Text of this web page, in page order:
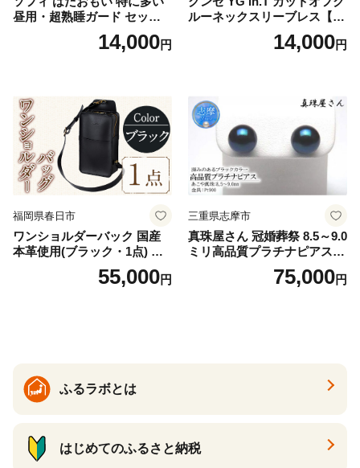
昼用・超熟睡ガード セット
羽付き ナプキン 生理用品 サ
ニタリー ユニ・チャーム
14,000円
ルーネックスリーブレス【Y
V2618P】Lサイズ クリアベ
ージュ3枚セット [№5716-04
14,000円
福岡県春日市
ワンショルダーバック 国産
本革使用(ブラック・1点) 鞄
バック バッグ カバン レザー
国産 日本製 牛革 黒 革 革製
55,000円
三重県志摩市
真珠屋さん 冠婚葬祭 8.5～9.0
ミリ高品質プラチナピアス P
t900 志摩産アコヤ真珠 ブラ
ックパール 黒真珠75,000円
ふるラボとは
はじめてのふるさと納税